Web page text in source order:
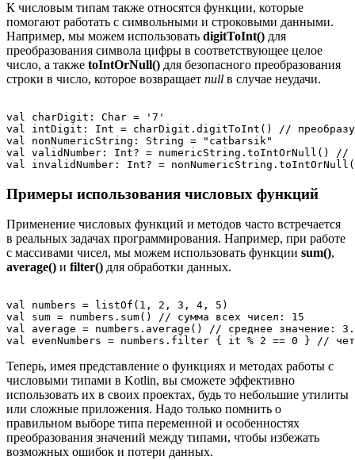
К числовым типам также относятся функции, которые
помогают работать с символьными и строковыми данными.
Например, мы можем использовать digitToInt() для
преобразования символа цифры в соответствующее целое
число, а также toIntOrNull() для безопасного преобразования
строки в число, которое возвращает null в случае неудачи.
val charDigit: Char = '7'
val intDigit: Int = charDigit.digitToInt() //
val nonNumericString: String = "catbarsik"
val validNumber: Int? = numericString.toIntOrNull() //
Примеры использования числовых функций
Применение числовых функций и методов часто встречается
в реальных задачах программирования. Например, при работе
с массивами чисел, мы можем использовать функции sum(),
average() и filter() для обработки данных.
val numbers = listOf(1, 2, 3, 4, 5)
val sum = numbers.sum() // сумма всех чисел: 15
val average = numbers.average() // среднее значение:
Теперь, имея представление о функциях и методах работы с
числовыми типами в Kotlin, вы сможете эффективно
использовать их в своих проектах, будь то небольшие утилиты
или сложные приложения. Надо только помнить о
правильном выборе типа переменной и особенностях
преобразования значений между типами, чтобы избежать
возможных ошибок и потери данных.